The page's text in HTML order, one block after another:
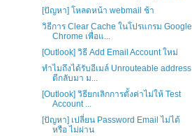
[ปัญหา] โหลดหน้า webmail ช้า
วิธีการ Clear Cache ในโปรแกรม Google
Chrome เพื่อแ...
[Outlook] วิธี Add Email Account ใหม่
ทำไมถึงได้รับอีเมล์ Unrouteable address
ตีกลับมา ม...
[Outlook] วิธียกเลิกการตั้งค่าไม่ให้ Test
Account ...
[ปัญหา] เปลี่ยน Password Email ไม่ได้
หรือ ไม่ผ่าน